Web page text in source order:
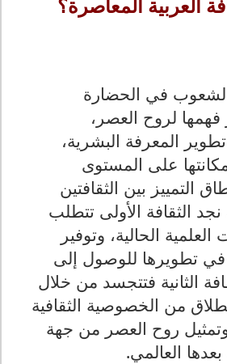
العربية المعاصرة؟
في الحضارة
فهمها لروح العصر،
المعرفة البشرية،
على المستوى
التمييز بين الثقافتين
نجد الثقافة الأولى تتطلب
الحالية، وتوفير
تطويرها للوصول إلى
الثانية فتتجسد من خلال
من الخصوصية الثقافية
روح العصر من جهة
العالمي.